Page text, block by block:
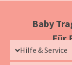
Baby
Für
Hilfe & Service